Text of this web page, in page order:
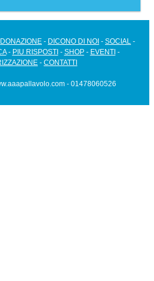
DONAZIONE - DICONO DI NOI - SOCIAL -
- PIU RISPOSTI - SHOP- EVENTI -
- CONTATTI
- 01478060526